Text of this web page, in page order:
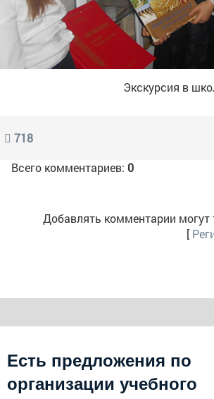
Экскурсия в
718
Всего комментариев: 0
Добавлять комментарии могут
[
Есть предложения по
организации учебного